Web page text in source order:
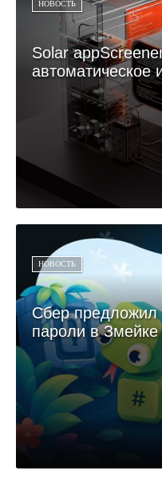
НОВОСТЬ
Solar
автоматическое
НОВОСТЬ
Сбер предложил
пароли в Змейке